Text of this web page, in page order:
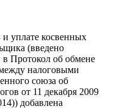
уплате косвенных
(введено
Протокол об обмене
налоговыми
союза об
от 11 декабря 2009
добавлена